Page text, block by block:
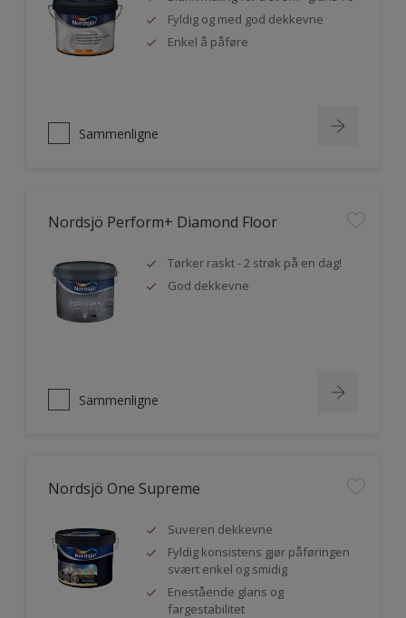
Fyldig og med god dekkevne
Enkel å påføre
Sammenligne
Nordsjö Perform+ Diamond Floor
Tørker raskt - 2 strøk på en dag!
God dekkevne
Sammenligne
Nordsjö One Supreme
Suveren dekkevne
Fyldig konsistens gjør påføringen
svært enkel og smidig
Enestående glans og
fargestabilitet